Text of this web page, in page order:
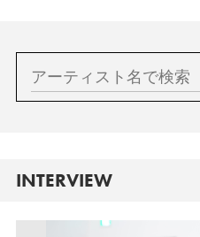
INTERVIEW